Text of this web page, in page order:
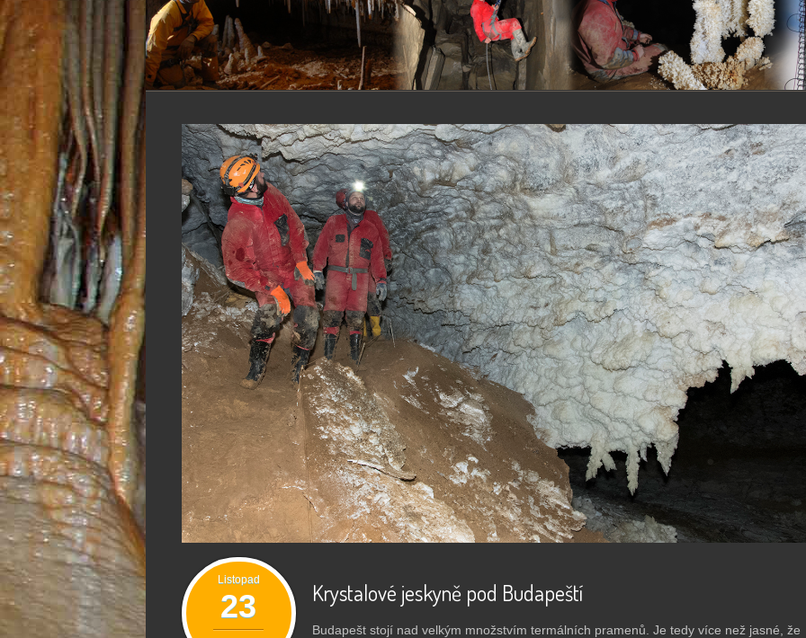
Listopad
23 Krystalové jeskyně pod Budapeští
Budapešt stojí nad velkým množstvím termálních pramenů. Je tedy více než jasné, že